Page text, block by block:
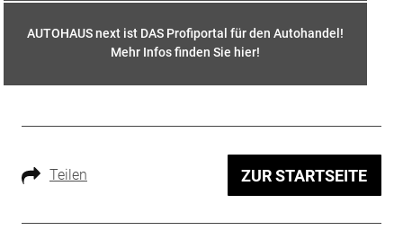
AUTOHAUS next ist DAS Profiportal für den Autohandel!
Mehr Infos finden Sie hier!
Teilen ZUR STARTSEITE